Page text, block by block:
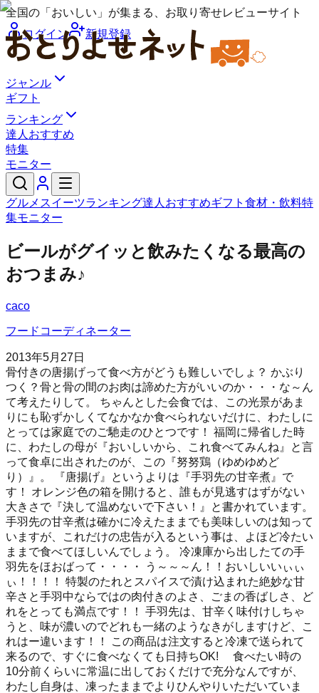
全国の「おいしい」が集まる、お取り寄せレビューサイト
ログイン
新規登録
ジャンル
ギフト
ランキング
達人おすすめ
特集
モニター
グルメ スイーツランキング達人おすすめギフト 食材・飲料特
集モニター
ビールがグイッと飲みたくなる最高の
おつまみ♪
caco
フードコーディネーター
2013年5月27日
骨付きの唐揚げって食べ方がどうも難しいでしょ？ かぶり
つく？骨と骨の間のお肉は諦めた方がいいのか・・・な～ん
て考えたりして。 ちゃんとした会食では、この光景があま
りにも恥ずかしくてなかなか食べられないだけに、わたしに
とっては家庭でのご馳走のひとつです！ 福岡に帰省した時
に、わたしの母が『おいしいから、これ食べてみんね』と言
って食卓に出されたのが、この『努努鶏（ゆめゆめど
り）』。 『唐揚げ』というよりは『手羽先の甘辛煮』で
す！ オレンジ色の箱を開けると、誰もが見逃すはずがない
大きさで『決して温めないで下さい！』と書かれています。
手羽先の甘辛煮は確かに冷えたままでも美味しいのは知って
いますが、これだけの忠告が入るという事は、よほど冷たい
ままで食べてほしいんでしょう。 冷凍庫から出したての手
羽先をほおばって・・・・ う～～～ん！！おいしいいぃぃ
ぃ！！！！ 特製のたれとスパイスで漬け込まれた絶妙な甘
辛さと手羽中ならではの肉付きのよさ、ごまの香ばしさ、ど
れをとっても満点です！！ 手羽先は、甘辛く味付けしちゃ
うと、味が濃いのでどれも一緒のようなきがしますけど、こ
れはー違います！！ この商品は注文すると冷凍で送られて
来るので、すぐに食べなくても日持ちOK! 食べたい時の
10分前くらいに常温に出しておくだけで充分なんですが、
わたし自身は、凍ったままでよりひんやりいただいていま